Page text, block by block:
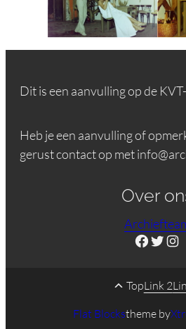
Dit is een aanvulling op de
Heb je een aanvulling of
gerust contact op met
Over
Facebook Twitter Instagram
TopLink 2
Flat Blockstheme by